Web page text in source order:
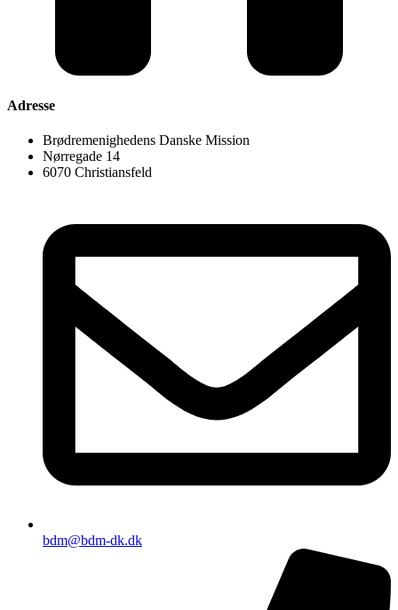
Adresse
Brødremenighedens Danske Mission
Nørregade 14
6070 Christiansfeld
bdm@bdm-dk.dk